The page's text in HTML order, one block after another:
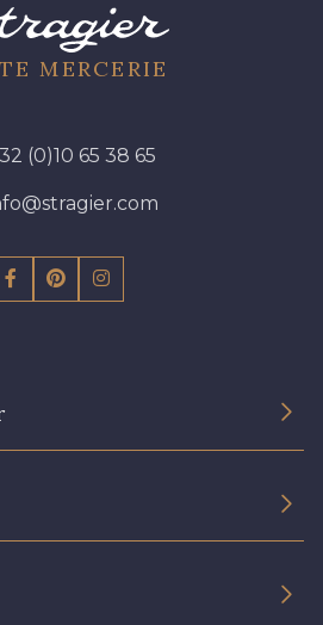
MERCERIE
(0)10 65 38 65